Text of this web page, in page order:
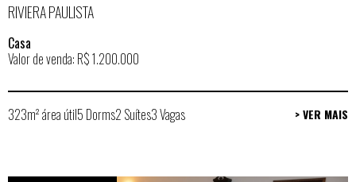
RIVIERA PAULISTA
Casa
Valor de venda: R$ 1.200.000
323m² área útil5 Dorms2 Suítes3 Vagas > VER MAIS